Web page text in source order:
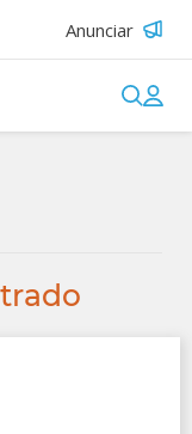
Anunciar